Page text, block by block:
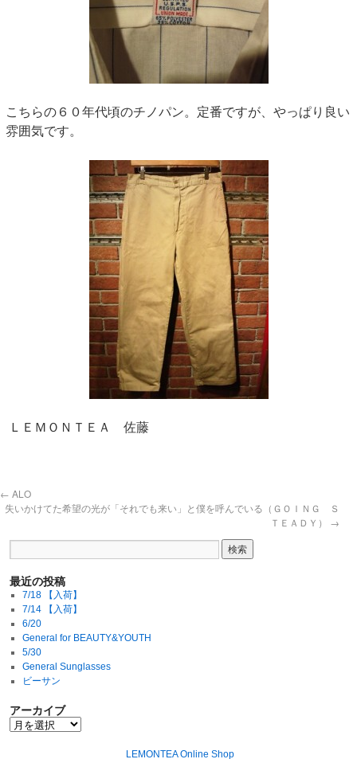
こちらの６０年代頃のチノパン。定番ですが、やっぱり良い
雰囲気です。
ＬＥＭＯＮＴＥＡ 佐藤
← ALO
失いかけてた希望の光が「それでも来い」と僕を呼んでいる（ＧＯＩＮＧ Ｓ
ＴＥＡＤＹ） →
最近の投稿
7/18 【入荷】
7/14 【入荷】
6/20
General for BEAUTY&YOUTH
5/30
General Sunglasses
ビーサン
アーカイブ
LEMONTEA Online Shop